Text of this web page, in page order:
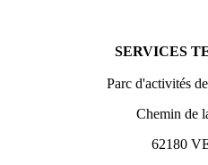
SERVICES
Parc d'activités
Chemin de
62180